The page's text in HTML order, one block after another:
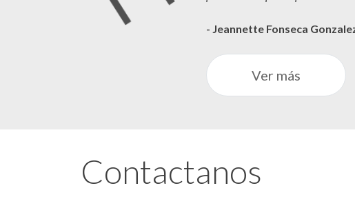
- Jeannette Fonseca
Ver más
Contactanos